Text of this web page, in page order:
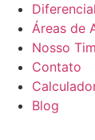
Diferencial
Áreas de
Nosso
Contato
Blog